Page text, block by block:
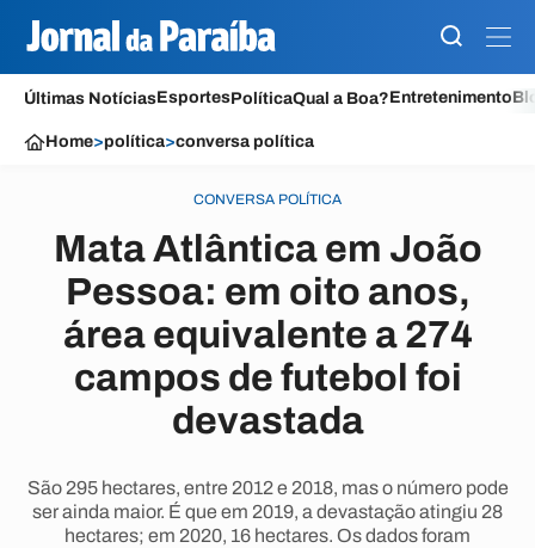
Últimas NotíciasEsportesPolíticaQual a Boa?Entretenimento
Home>política>conversa política
CONVERSA POLÍTICA
Mata Atlântica em João
Pessoa: em oito anos,
área equivalente a 274
campos de futebol foi
devastada
São 295 hectares, entre 2012 e 2018, mas o número pode
ser ainda maior. É que em 2019, a devastação atingiu 28
hectares; em 2020, 16 hectares. Os dados foram